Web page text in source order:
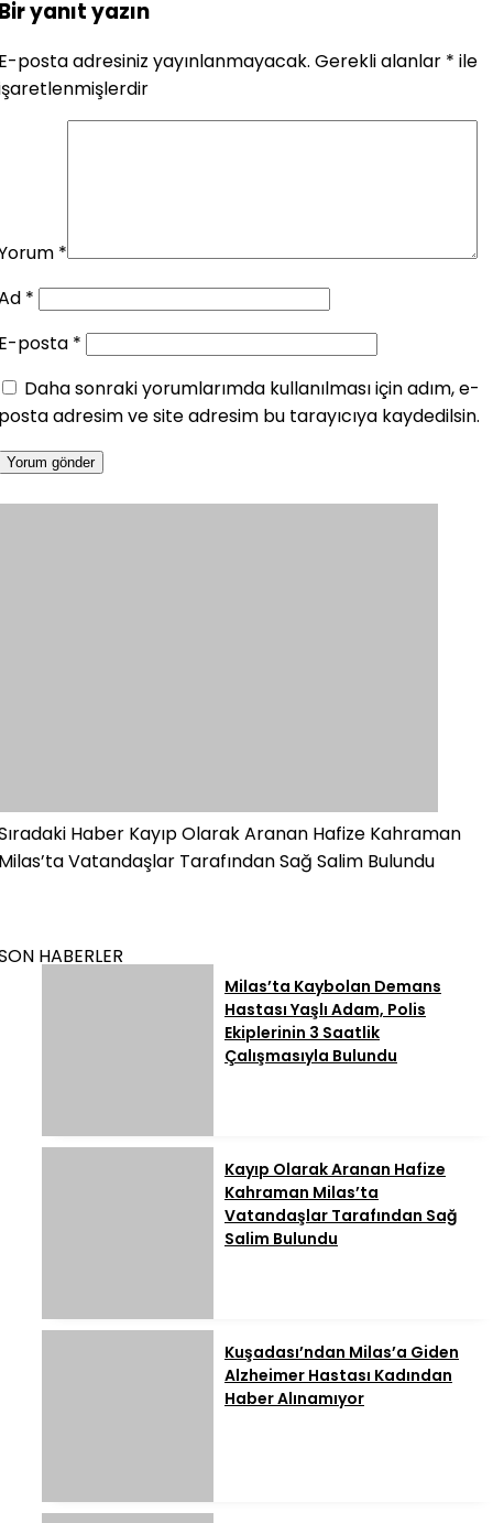
yanıt yazın
posta adresiniz yayınlanmayacak. Gerekli alanlar * ile
*
*
posta *
Daha sonraki yorumlarımda kullanılması için adım, e-
adresim ve site adresim bu tarayıcıya kaydedilsin.
Haber Kayıp Olarak Aranan Hafize Kahraman
Vatandaşlar Tarafından Sağ Salim Bulundu
HABERLER
Milas’ta Kaybolan Demans
Hastası Yaşlı Adam, Polis
Ekiplerinin 3 Saatlik
Çalışmasıyla Bulundu
Kayıp Olarak Aranan Hafize
Kahraman Milas’ta
Vatandaşlar Tarafından Sağ
Salim Bulundu
Kuşadası’ndan Milas’a Giden
Alzheimer Hastası Kadından
Haber Alınamıyor